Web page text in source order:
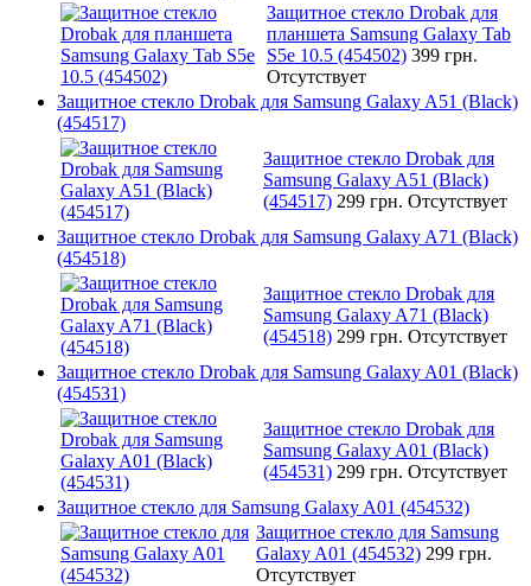
Защитное стекло Drobak для
планшета Samsung Galaxy Tab
S5e 10.5 (454502) 399 грн.
Отсутствует
Защитное стекло Drobak для Samsung Galaxy A51 (Black)
(454517)
Защитное стекло Drobak для
Samsung Galaxy A51 (Black)
(454517) 299 грн. Отсутствует
Защитное стекло Drobak для Samsung Galaxy A71 (Black)
(454518)
Защитное стекло Drobak для
Samsung Galaxy A71 (Black)
(454518) 299 грн. Отсутствует
Защитное стекло Drobak для Samsung Galaxy A01 (Black)
(454531)
Защитное стекло Drobak для
Samsung Galaxy A01 (Black)
(454531) 299 грн. Отсутствует
Защитное стекло для Samsung Galaxy A01 (454532)
Защитное стекло для Samsung
Galaxy A01 (454532) 299 грн.
Отсутствует